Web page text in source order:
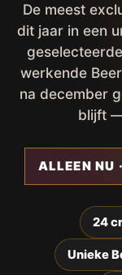
De meest
dit jaar in een
werkende
na december
blijft
ALLEEN NU
24
Unieke